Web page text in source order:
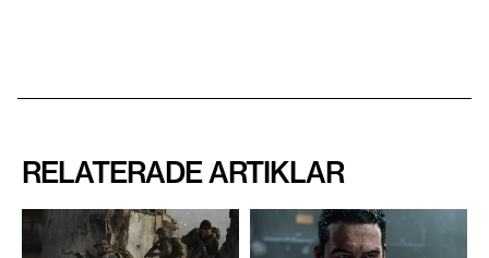
RELATERADE ARTIKLAR